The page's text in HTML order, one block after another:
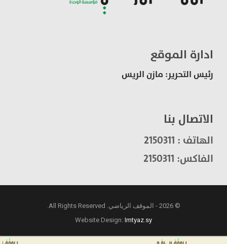
ادارة الموقع
رئيس التحرير: مازن الريس
الاتصال بنا
الهاتف : 2150311
الفاكس: 2150311
© 2026 - الموقف الرياضي. All Rights Reserved.
Website Design:Imtyaz.sy